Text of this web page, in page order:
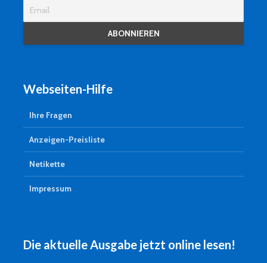
Webseiten-Hilfe
Ihre Fragen
Anzeigen-Preisliste
Netikette
Impressum
Die aktuelle Ausgabe jetzt online lesen!